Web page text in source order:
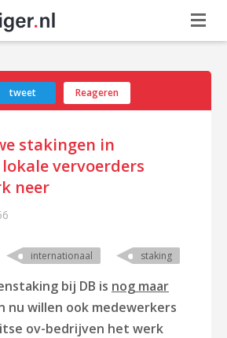
tweet Reageren
stakingen in
vervoerders
neer
internationaal staking
bij DB is nog maar
nu willen ook medewerkers
ov-bedrijven het werk